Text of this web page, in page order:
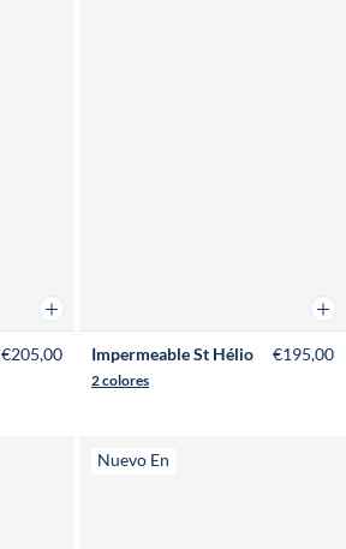
Añadir a la cesta
€205,00 Impermeable St Hélio
2 colores
€195,00
Nuevo En